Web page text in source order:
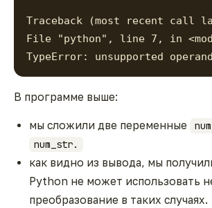
Traceback (most recent call
File "python", line 7, in
TypeError: unsupported
В программе выше:
мы сложили две переменные
num_str.
как видно из вывода, мы
Python не может использовать
преобразование в таких случаях.